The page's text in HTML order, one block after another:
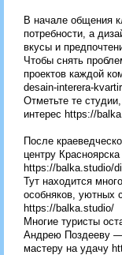
В начале общения
потребности, а
вкусы и
Чтобы снять
проектов каждой
desain-interera-
Отметьте те
интерес https://
После
центру
https://balka.studio/
Тут находится
особняков, уютных
https://balka.studio/
Многие туристы
Андрею Поздееву —
мастеру на удачу